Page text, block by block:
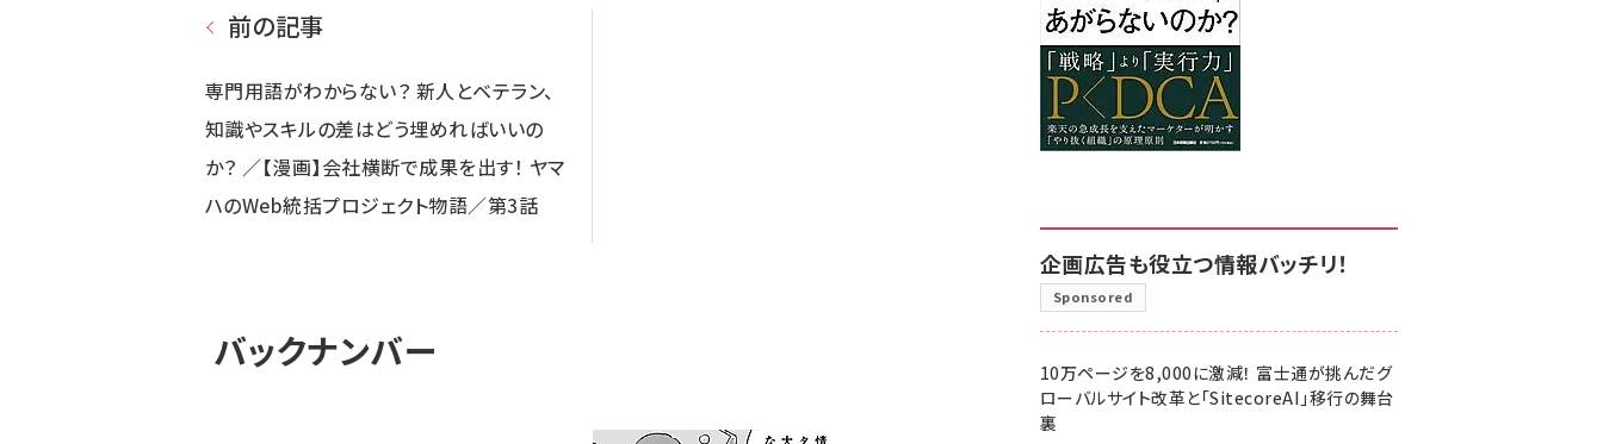
前の記事
専門用語がわからない？ 新人とベテラン、
知識やスキルの差はどう埋めればいいの
か？ ／【漫画】会社横断で成果を出す！ ヤマ
ハのWeb統括プロジェクト物語／第3話
バックナンバー
8月7日 10:00
企画広告も役立つ情報バッチリ！
Sponsored
10万ページを8,000に激減！ 富士通が挑んだグ
ローバルサイト改革と「SitecoreAI」移行の舞台
裏